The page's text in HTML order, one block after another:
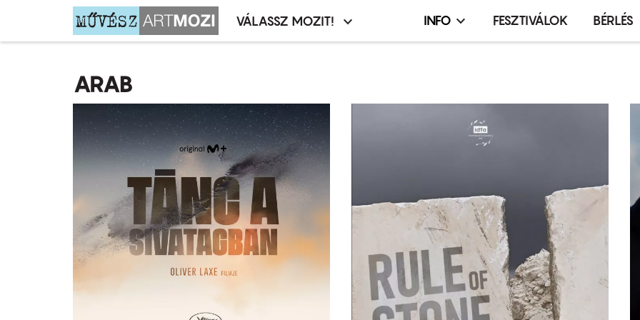
Moziválasztó
VÁLASSZ MOZIT!
Infó,
menü
INFO FESZTIVÁLOK BÉRLÉS
ARAB